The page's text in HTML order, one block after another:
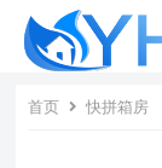
首页 快拼箱房